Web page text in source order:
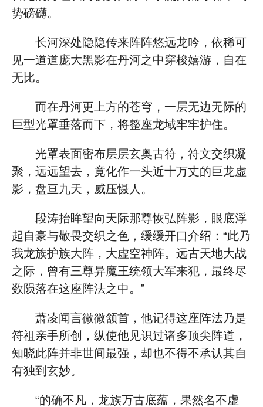
势磅礴。
长河深处隐隐传来阵阵悠远龙吟，依稀可
见一道道庞大黑影在丹河之中穿梭嬉游，自在
无比。
而在丹河更上方的苍穹，一层无边无际的
巨型光罩垂落而下，将整座龙域牢牢护住。
光罩表面密布层层玄奥古符，符文交织凝
聚，远远望去，竟化作一头近十万丈的巨龙虚
影，盘亘九天，威压慑人。
段涛抬眸望向天际那尊恢弘阵影，眼底浮
起自豪与敬畏交织之色，缓缓开口介绍：“此乃
我龙族护族大阵，大虚空神阵。远古天地大战
之际，曾有三尊异魔王统领大军来犯，最终尽
数陨落在这座阵法之中。”
萧凌闻言微微颔首，他记得这座阵法乃是
符祖亲手所创，纵使他见识过诸多顶尖阵道，
知晓此阵并非世间最强，却也不得不承认其自
有独到玄妙。
“的确不凡，龙族万古底蕴，果然名不虚